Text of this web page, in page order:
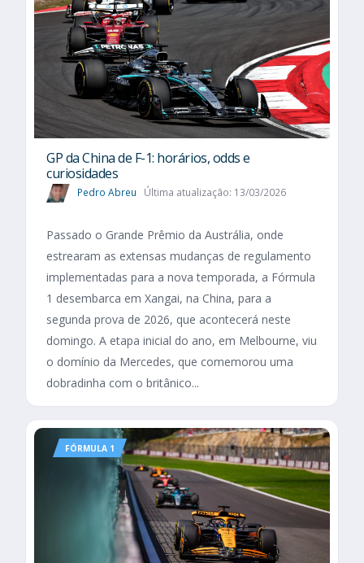
GP da China de F-1: horários, odds e
curiosidades
Pedro Abreu Última atualização: 13/03/2026
Passado o Grande Prêmio da Austrália, onde
estrearam as extensas mudanças de regulamento
implementadas para a nova temporada, a Fórmula
1 desembarca em Xangai, na China, para a
segunda prova de 2026, que acontecerá neste
domingo. A etapa inicial do ano, em Melbourne, viu
o domínio da Mercedes, que comemorou uma
dobradinha com o britânico...
FÓRMULA 1